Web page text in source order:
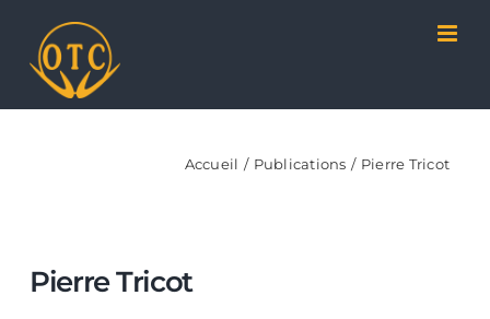
contenu
Accueil Publications Pierre Tricot
Pierre Tricot